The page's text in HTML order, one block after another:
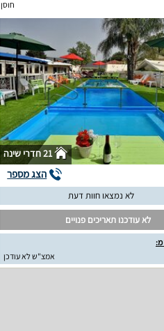
חוסן
21 חדרי שינה
הצג מספר
לא נמצאו חוות דעת
לא עודכנו תאריכים פנויים
מ:
אמצ"ש לא עודכן